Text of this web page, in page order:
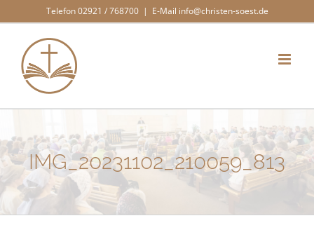
springen
Telefon 02921 / 768700 | E-Mail info@christen-soest.de
IMG_20231102_210059_813